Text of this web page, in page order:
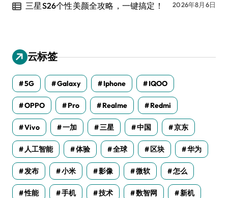
三星S26个性美颜全攻略，一键搞定！ 2026年8月6日
云标签
5G Galaxy Iphone IQOO
OPPO Pro Realme Redmi
Vivo 一加 三星 中国 京东
人工智能 体验 全球 区块 华为
发布 小米 影像 微软 怎么
性能 手机 技术 数智网 新机